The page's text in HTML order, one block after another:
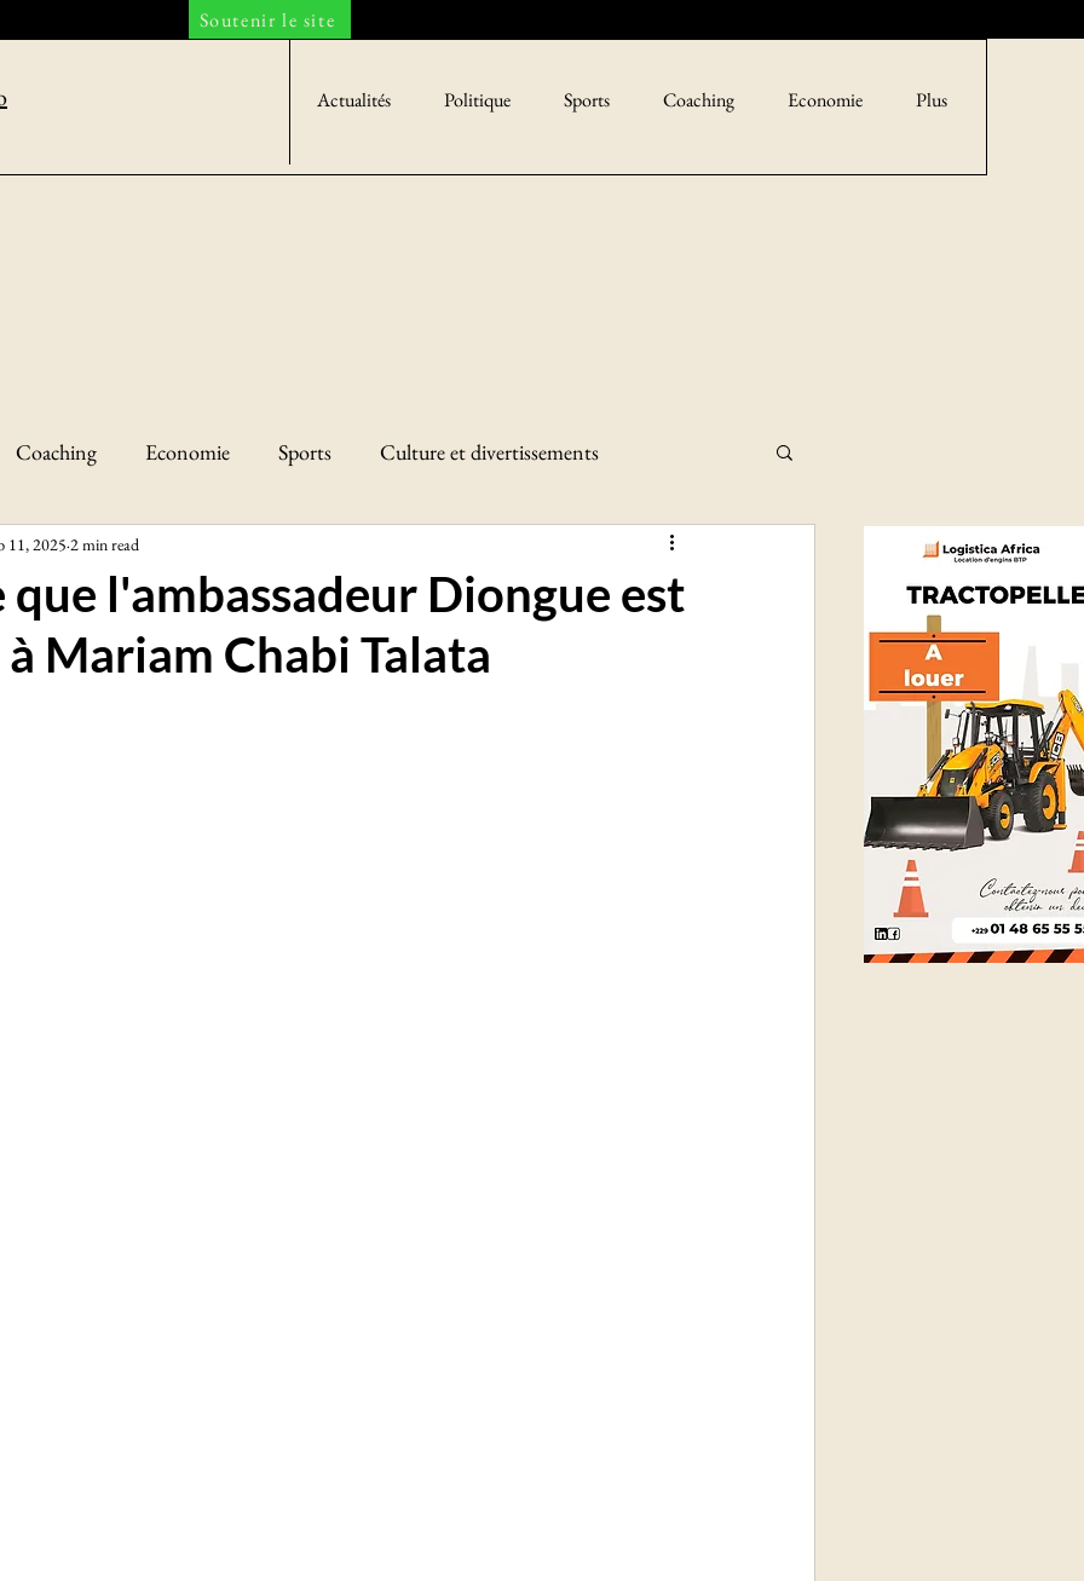
Soutenir le site
Actualités Politique Sports Coaching Economie Plus
Coaching Economie Sports Culture et divertissements
que l'ambassadeur Diongue est
Mariam Chabi Talata
11, 2025 2 min read